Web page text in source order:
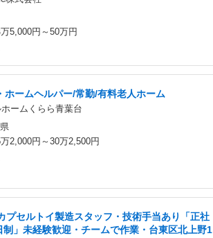
5,000円～50万円
ホームヘルパー/常勤/有料老人ホーム
ームくらら青葉台
2,000円～30万2,500円
プセルトイ製造スタッフ・技術手当あり「正社
制」未経験歓迎・チームで作業・台東区北上野1